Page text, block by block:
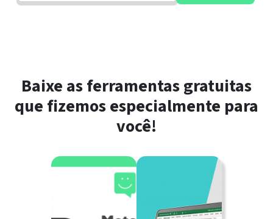
Baixe as ferramentas gratuitas
que fizemos especialmente para
você!